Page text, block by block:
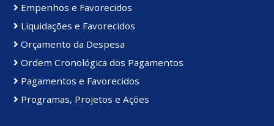
Empenhos e Favorecidos
Liquidações e Favorecidos
Orçamento da Despesa
Ordem Cronológica dos Pagamentos
Pagamentos e Favorecidos
Programas, Projetos e Ações